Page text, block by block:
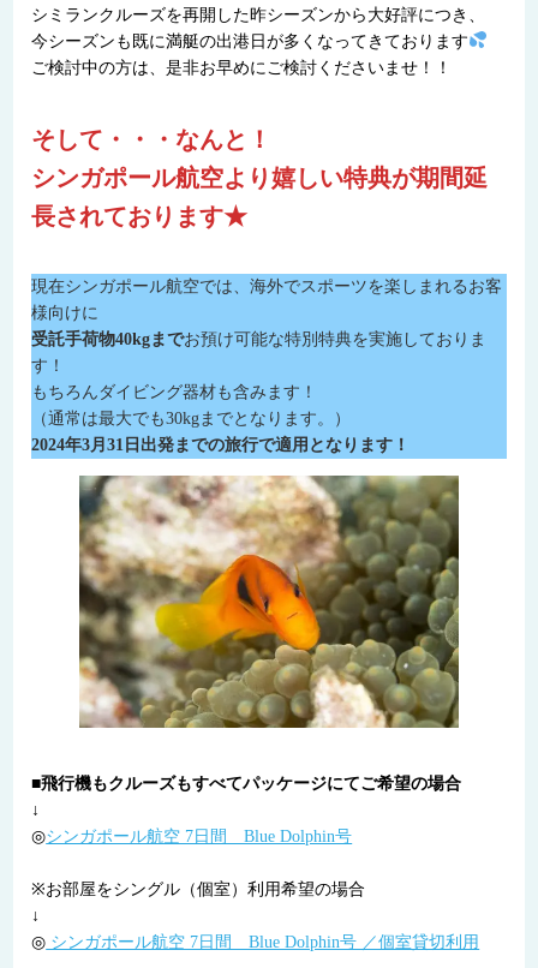
シミランクルーズを再開した昨シーズンから大好評につき、
今シーズンも既に満艇の出港日が多くなってきております
ご検討中の方は、是非お早めにご検討くださいませ！！
そして・・・なんと！
シンガポール航空より嬉しい特典が期間延
長されております★
現在シンガポール航空では、海外でスポーツを楽しまれるお客
様向けに
受託手荷物40kgまでお預け可能な特別特典を実施しておりま
す！
もちろんダイビング器材も含みます！
（通常は最大でも30kgまでとなります。）
2024年3月31日出発までの旅行で適用となります！
■飛行機もクルーズもすべてパッケージにてご希望の場合
↓
◎シンガポール航空 7日間 Blue Dolphin号
※お部屋をシングル（個室）利用希望の場合
↓
◎ シンガポール航空 7日間 Blue Dolphin号 ／個室貸切利用